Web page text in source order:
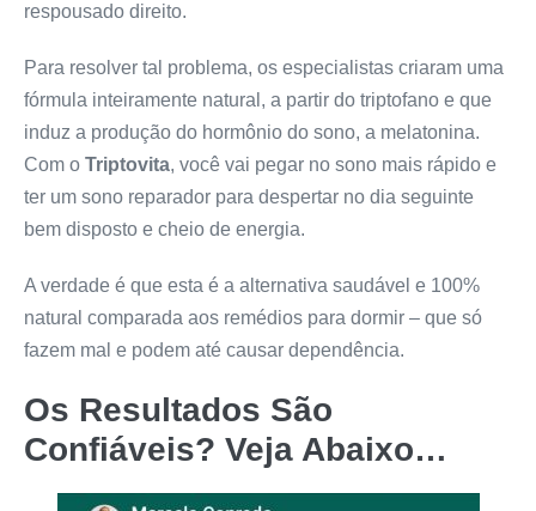
respousado direito.
Para resolver tal problema, os especialistas criaram uma
fórmula inteiramente natural, a partir do triptofano e que
induz a produção do hormônio do sono, a melatonina.
Com o Triptovita, você vai pegar no sono mais rápido e
ter um sono reparador para despertar no dia seguinte
bem disposto e cheio de energia.
A verdade é que esta é a alternativa saudável e 100%
natural comparada aos remédios para dormir – que só
fazem mal e podem até causar dependência.
Os Resultados São
Confiáveis? Veja Abaixo…